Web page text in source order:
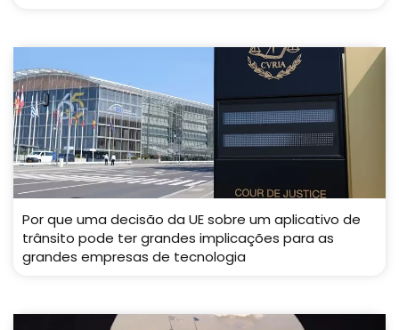
Por que uma decisão da UE sobre um aplicativo de
trânsito pode ter grandes implicações para as
grandes empresas de tecnologia